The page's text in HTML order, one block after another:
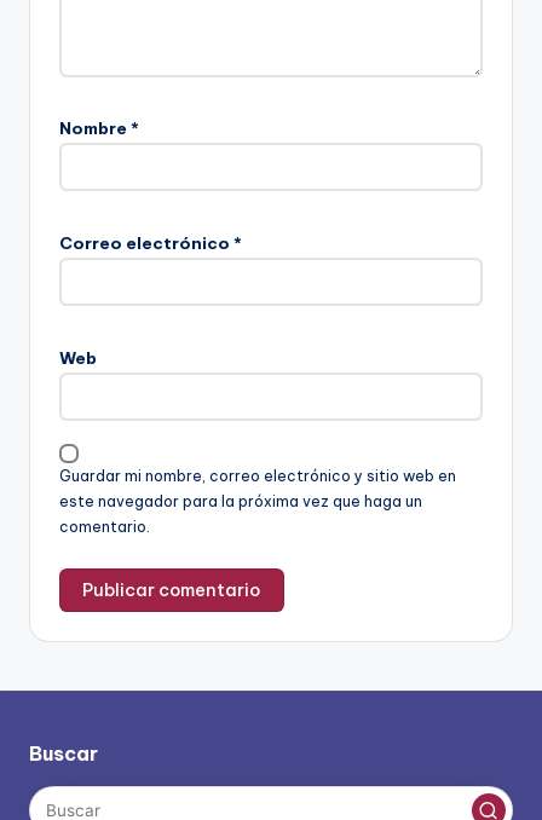
Nombre *
Correo electrónico *
Web
Guardar mi nombre, correo electrónico y sitio web en
este navegador para la próxima vez que haga un
comentario.
Buscar